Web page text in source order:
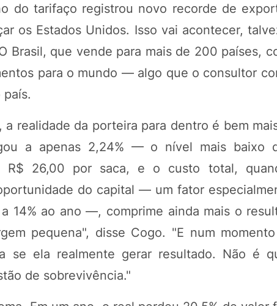
do tarifaço registrou novo recorde de
os Estados Unidos. Isso vai acontecer,
Brasil, que vende para mais de 200 países,
para o mundo — algo que o consultor
realidade da porteira para dentro é bem
a apenas 2,24% — o nível mais baixo
R$ 26,00 por saca, e o custo total,
do capital — um fator
14% ao ano —, comprime ainda mais o
pequena", disse Cogo. "E num
se ela realmente gerar resultado. Não é
de sobrevivência."